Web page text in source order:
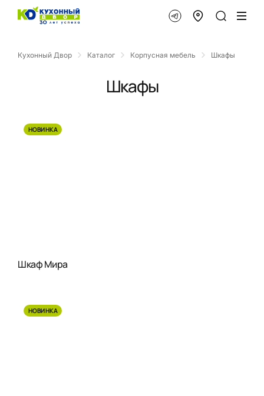
Кухонный Двор Каталог Корпусная мебель Шкафы
Шкафы
НОВИНКА
Шкаф Мира
НОВИНКА